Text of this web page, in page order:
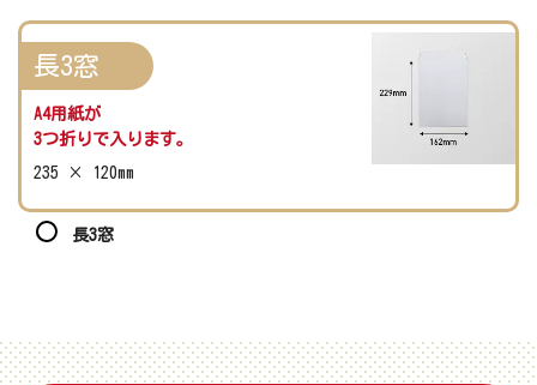
長3窓
A4用紙が
3つ折りで入ります。
235 × 120mm
長3窓